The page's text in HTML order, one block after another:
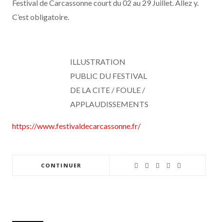
Festival de Carcassonne court du 02 au 29 Juillet. Allez y.
C’est obligatoire.
ILLUSTRATION
PUBLIC DU FESTIVAL
DE LA CITE / FOULE /
APPLAUDISSEMENTS
https://www.festivaldecarcassonne.fr/
CONTINUER